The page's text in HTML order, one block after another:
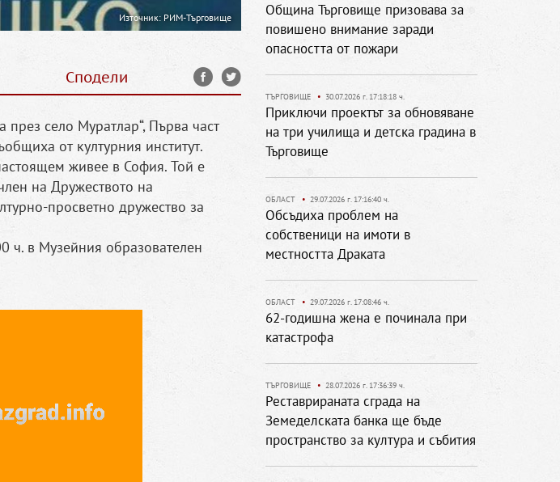
Източник: РИМ-Търговище
Сподели
село Муратлар“, Първа част
от културния институт.
живее в София. Той е
на Дружеството на
просветно дружество за
ч. в Музейния образователен
Община Търговище призовава за
повишено внимание заради
опасността от пожари
ТЪРГОВИЩЕ • 30.07.2026 г. 17:18:18 ч.
Приключи проектът за обновяване
на три училища и детска градина в
Търговище
ОБЛАСТ • 29.07.2026 г. 17:16:40 ч.
Обсъдиха проблем на
собственици на имоти в
местността Драката
ОБЛАСТ • 29.07.2026 г. 17:08:46 ч.
62-годишна жена е починала при
катастрофа
ТЪРГОВИЩЕ • 28.07.2026 г. 17:36:39 ч.
Реставрираната сграда на
Земеделската банка ще бъде
пространство за култура и събития